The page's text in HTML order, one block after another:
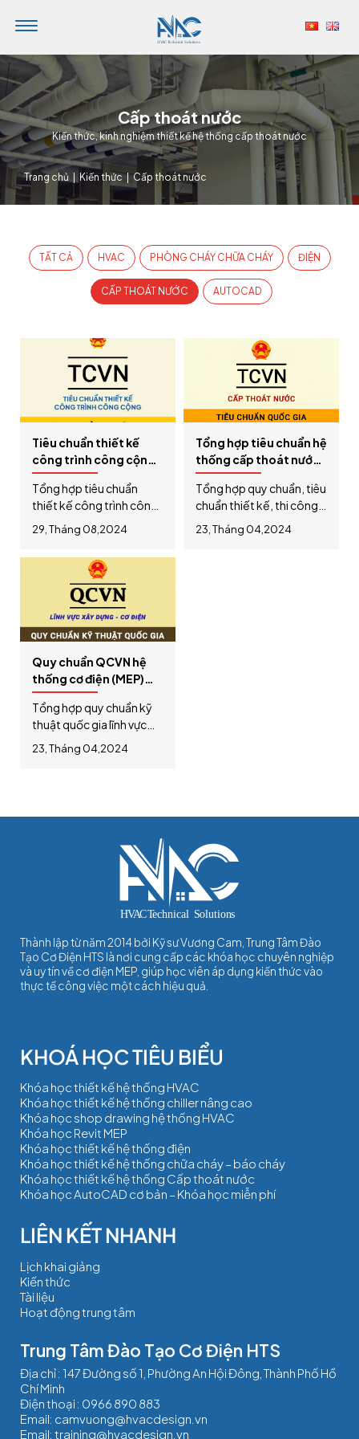
Cấp thoát nước
Kiến thức, kinh nghiệm thiết kế hệ thống cấp thoát nước
Trang chủ Kiến thức | Cấp thoát nước
TẤT CẢ HVAC PHÒNG CHÁY CHỮA CHÁY ĐIỆN
CẤP THOÁT NƯỚC AUTOCAD
Tiêu chuẩn thiết kế
công trình công cộng
– trường học, bệnh
viện mới nhất 2024
Tổng hợp tiêu chuẩn
thiết kế công trình công
cộng cập nhật mới nhất
năm 2024: tiêu chuẩn
thiết kế trường mầm
non, trường tiểu học,
trường đại học, tiêu
chuẩn thiết kế bệnh viện,
phòng khám đa khoa,
tiêu chuẩn thiết kế chợ
29, Tháng 08,2024
Tổng hợp tiêu chuẩn hệ
thống cấp thoát nước
trong nhà và công
trình mới nhất năm
2025
Tổng hợp quy chuẩn, tiêu
chuẩn thiết kế, thi công
hệ thống cấp thoát nước
trong nhà và công trình;
23, Tháng 04,2024
Quy chuẩn QCVN hệ
thống cơ điện (MEP)
công trình xây dựng
cập nhật mới nhất năm
2026
Tổng hợp quy chuẩn kỹ
thuật quốc gia lĩnh vực
xây dựng - cơ điện, quy
chuẩn PCCC, quy chuẩn
23, Tháng 04,2024
Thành lập từ năm 2014 bởi Kỹ sư Vương Cam, Trung Tâm Đào
Tạo Cơ Điện HTS là nơi cung cấp các khóa học chuyên nghiệp
và uy tín về cơ điện MEP, giúp học viên áp dụng kiến thức vào
thực tế công việc một cách hiệu quả.
Khóa học thiết kế hệ thống HVAC
Khóa học thiết kế hệ thống chiller nâng cao
Khóa học shop drawing hệ thống HVAC
Khóa học Revit MEP
Khóa học thiết kế hệ thống điện
Khóa học thiết kế hệ thống chữa cháy – báo cháy
Khóa học thiết kế hệ thống Cấp thoát nước
Khóa học AutoCAD cơ bản – Khóa học miễn phí
Lịch khai giảng
Kiến thức
Tài liệu
Hoạt động trung tâm
Trung Tâm Đào Tạo Cơ Điện HTS
Địa chỉ : 147 Đường số 1, Phường An Hội Đông, Thành Phố Hồ
Chí Minh
Điện thoại : 0966 890 883
Email: camvuong@hvacdesign.vn
Email: training@hvacdesign.vn